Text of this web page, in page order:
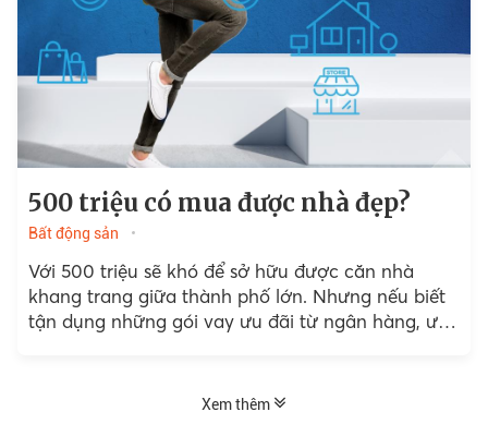
500 triệu có mua được nhà đẹp?
Bất động sản
Với 500 triệu sẽ khó để sở hữu được căn nhà
khang trang giữa thành phố lớn. Nhưng nếu biết
tận dụng những gói vay ưu đãi từ ngân hàng, ước
Xem thêm